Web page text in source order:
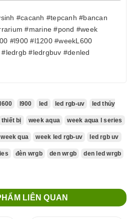
#cacanh #tepcanh #bancan
#marine #pond #week
#l900 #l1200 #weekL600
#ledrgbuv #denled
l600 l900 led led rgb-uv led thủy
thiết bị week aqua week aqua l series
qua week led rgb-uv led rgb uv
đèn wrgb den wrgb den led wrgb
LIÊN QUAN